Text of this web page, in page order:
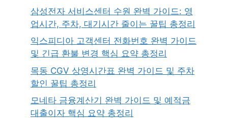
삼성전자 서비스센터 수원 완벽 가이드: 영
업시간, 주차, 대기시간 줄이는 꿀팁 총정리
익스피디아 고객센터 전화번호 완벽 가이드
및 긴급 환불 변경 핵심 요약 총정리
목동 CGV 상영시간표 완벽 가이드 및 주차
할인 꿀팁 총정리
모네타 금융계산기 완벽 가이드 및 예적금
대출이자 핵심 요약 총정리